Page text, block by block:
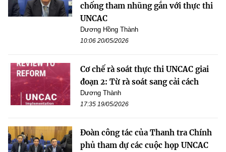
chống tham nhũng gắn với thực thi
UNCAC
Dương Hồng Thành
10:06 20/05/2026
Cơ chế rà soát thực thi UNCAC giai
đoạn 2: Từ rà soát sang cải cách
Dương Thành
17:35 19/05/2026
Đoàn công tác của Thanh tra Chính
phủ tham dự các cuộc họp UNCAC